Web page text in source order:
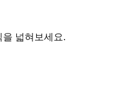
넓혀보세요.